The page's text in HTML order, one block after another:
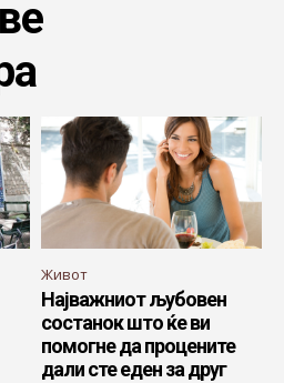
Живот
Најважниот љубовен
состанок што ќе ви
помогне да процените
дали сте еден за друг